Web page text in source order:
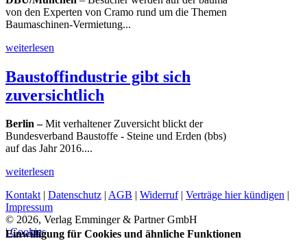
von den Experten von Cramo rund um die Themen
Baumaschinen-Vermietung...
weiterlesen
Baustoffindustrie gibt sich
zuversichtlich
Berlin –Mit verhaltener Zuversicht blickt der
Bundesverband Baustoffe - Steine und Erden (bbs)
auf das Jahr 2016....
weiterlesen
Kontakt| Datenschutz | AGB | Widerruf| Verträge hier kündigen |
Impressum
© 2026, Verlag Emminger & Partner GmbH
| Cookies
Einwilligung für Cookies und ähnliche Funktionen